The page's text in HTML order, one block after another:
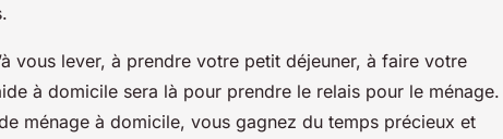
vous lever, à prendre votre petit déjeuner, à faire votre
à domicile sera là pour prendre le relais pour le ménage.
ménage à domicile, vous gagnez du temps précieux et